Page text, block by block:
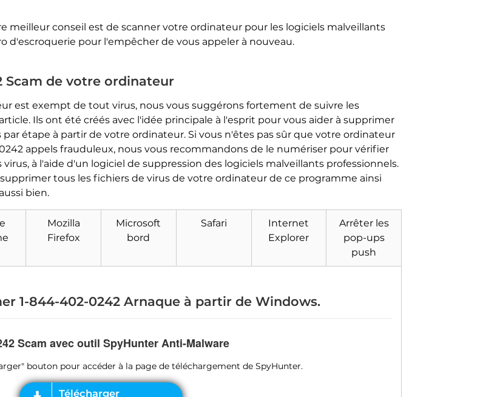
meilleur conseil est de scanner votre ordinateur pour les logiciels malveillants
pour l'empêcher de vous appeler à nouveau.
Scam de votre ordinateur
est exempt de tout virus, nous vous suggérons fortement de suivre les
Ils ont été créés avec l'idée principale à l'esprit pour vous aider à supprimer
étape à partir de votre ordinateur. Si vous n'êtes pas sûr que votre ordinateur
appels frauduleux, nous vous recommandons de le numériser pour vérifier
à l'aide d'un logiciel de suppression des logiciels malveillants professionnels.
tous les fichiers de virus de votre ordinateur de ce programme ainsi
bien.
Mozilla
Firefox
Microsoft
bord
Safari
Internet
Explorer
Arrêter les
pop-ups
push
1-844-402-0242 Arnaque à partir de Windows.
Scam avec outil SpyHunter Anti-Malware
bouton pour accéder à la page de téléchargement de SpyHunter.
Télécharger
Malware Removal Tool